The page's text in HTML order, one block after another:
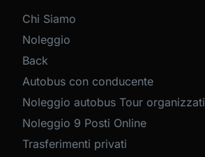
Chi Siamo
Noleggio
Back
Autobus con conducente
Noleggio autobus Tour organizzati
Noleggio 9 Posti Online
Trasferimenti privati